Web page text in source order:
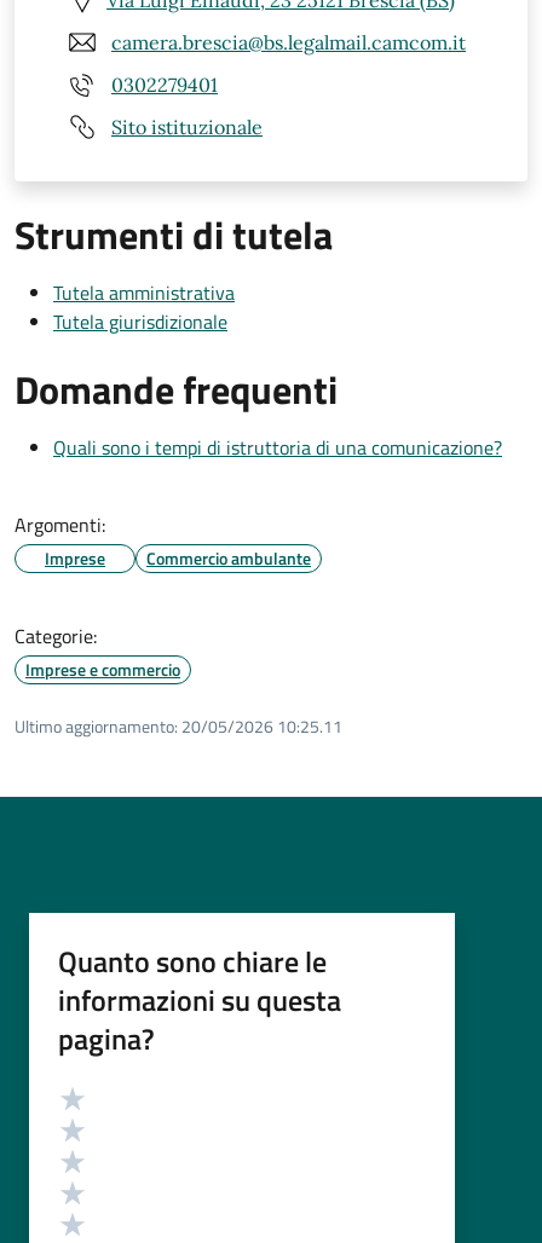
camera.brescia@bs.legalmail.camcom.it
0302279401
Sito istituzionale
Strumenti di tutela
Tutela amministrativa
Tutela giurisdizionale
Domande frequenti
Quali sono i tempi di istruttoria di una comunicazione?
Argomenti:
Imprese Commercio ambulante
Categorie:
Imprese e commercio
Ultimo aggiornamento: 20/05/2026 10:25.11
Quanto sono chiare le
informazioni su questa
pagina?
Valutazione